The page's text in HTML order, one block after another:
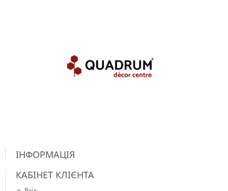
ІНФОРМАЦІЯ
КАБІНЕТ КЛІЄНТА